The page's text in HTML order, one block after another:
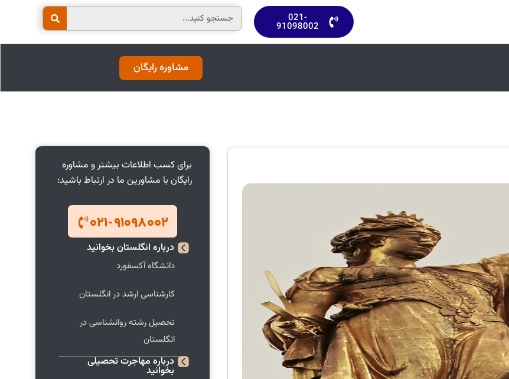
021-
91098002
Search
مشاوره رایگان
برای کسب اطلاعات بیشتر و مشاوره
رایگان با مشاورین ما در ارتباط باشید:
۰۲۱-۹۱۰۹۸۰۰۲
درباره انگلستانبخوانید
دانشگاه آکسفورد
کارشناسی ارشد در انگلستان
تحصیل رشته روانشناسی در
انگلستان
دربارهمهاجرت تحصیلی
بخوانید